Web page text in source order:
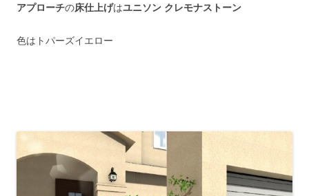
アプローチの床仕上げはユニソン クレモナストーン
色はトパーズイエロー